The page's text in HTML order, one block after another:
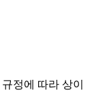
정에 따라 상이